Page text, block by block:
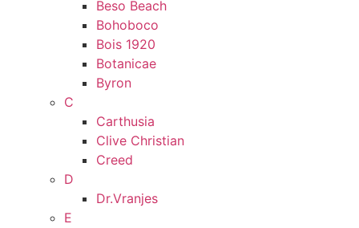
Beso Beach
Bohoboco
Bois 1920
Botanicae
Byron
C
Carthusia
Clive Christian
Creed
D
Dr.Vranjes
E